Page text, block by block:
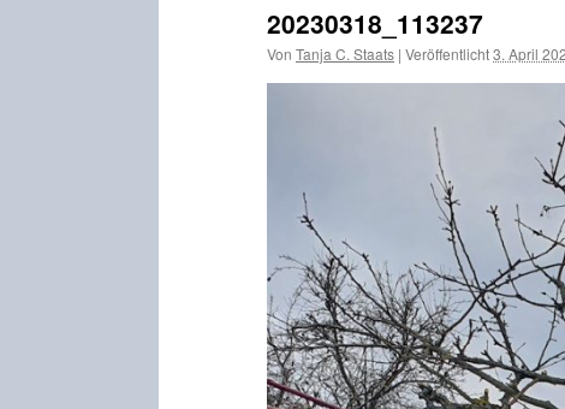
20230318_113237
Von Tanja C. Staats | Veröffentlicht3. April